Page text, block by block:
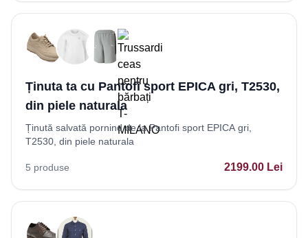
Ținuta ta cu Pantofi sport EPICA gri, T2530,
din piele naturala
Ținută salvată pornind de la Pantofi sport EPICA gri,
T2530, din piele naturala
5 produse 2199.00 Lei